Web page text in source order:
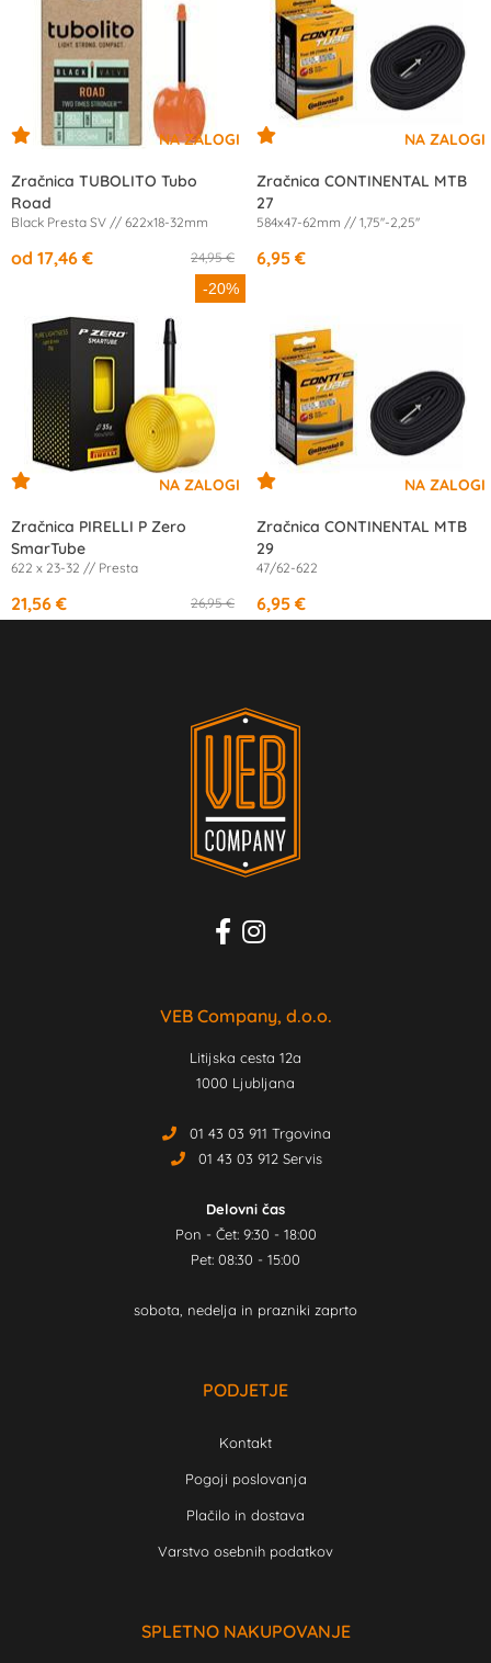
Zračnica TUBOLITO Tubo
Road
Black Presta SV // 622x18-32mm
24,95 €
od 17,46 €
Zračnica CONTINENTAL MTB
27
584x47-62mm // 1,75''-2,25''
6,95 €
-20%
Zračnica PIRELLI P Zero
SmarTube
622 x 23-32 // Presta
26,95 €
21,56 €
Zračnica CONTINENTAL MTB
29
47/62-622
6,95 €
VEB Company, d.o.o.
Litijska cesta 12a
1000 Ljubljana
01 43 03 911 Trgovina
01 43 03 912 Servis
Delovni čas
Pon - Čet: 9:30 - 18:00
Pet: 08:30 - 15:00
sobota, nedelja in prazniki zaprto
PODJETJE
Kontakt
Pogoji poslovanja
Plačilo in dostava
Varstvo osebnih podatkov
SPLETNO NAKUPOVANJE